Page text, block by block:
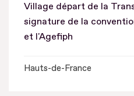
Village départ de la
signature de la
et l'Agefiph
Hauts-de-France